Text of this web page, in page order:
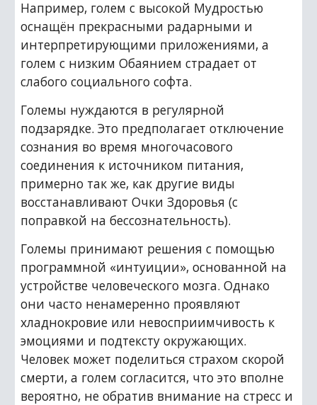
Например, голем с высокой Мудростью
оснащён прекрасными радарными и
интерпретирующими приложениями, а
голем с низким Обаянием страдает от
слабого социального софта.
Големы нуждаются в регулярной
подзарядке. Это предполагает отключение
сознания во время многочасового
соединения к источником питания,
примерно так же, как другие виды
восстанавливают Очки Здоровья (с
поправкой на бессознательность).
Големы принимают решения с помощью
программной «интуиции», основанной на
устройстве человеческого мозга. Однако
они часто ненамеренно проявляют
хладнокровие или невосприимчивость к
эмоциями и подтексту окружающих.
Человек может поделиться страхом скорой
смерти, а голем согласится, что это вполне
вероятно, не обратив внимание на стресс и